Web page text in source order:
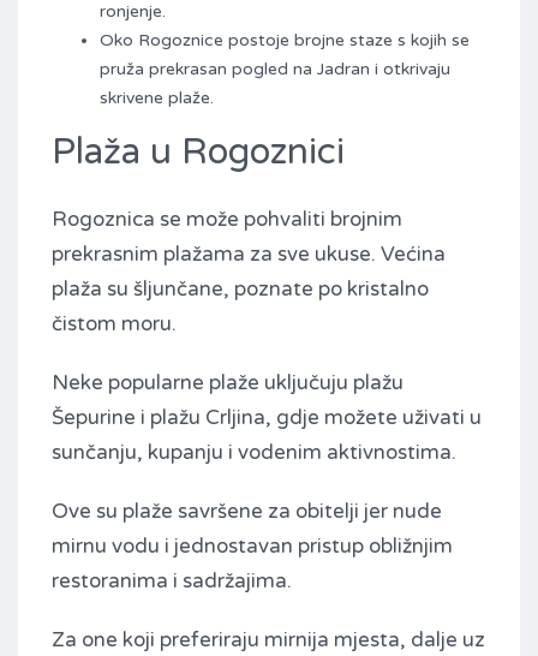
ronjenje.
Oko Rogoznice postoje brojne staze s kojih se
pruža prekrasan pogled na Jadran i otkrivaju
skrivene plaže.
Plaža u Rogoznici
Rogoznica se može pohvaliti brojnim
prekrasnim plažama za sve ukuse. Većina
plaža su šljunčane, poznate po kristalno
čistom moru.
Neke popularne plaže uključuju plažu
Šepurine i plažu Crljina, gdje možete uživati ​​u
sunčanju, kupanju i vodenim aktivnostima.
Ove su plaže savršene za obitelji jer nude
mirnu vodu i jednostavan pristup obližnjim
restoranima i sadržajima.
Za one koji preferiraju mirnija mjesta, dalje uz